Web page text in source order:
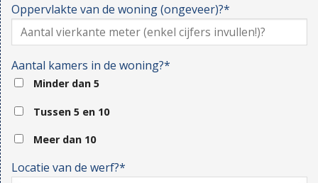
Oppervlakte van de woning (ongeveer)?*
Aantal kamers in de woning?*
Minder dan 5
Tussen 5 en 10
Meer dan 10
Locatie van de werf?*